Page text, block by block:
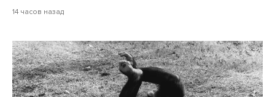
14 часов назад